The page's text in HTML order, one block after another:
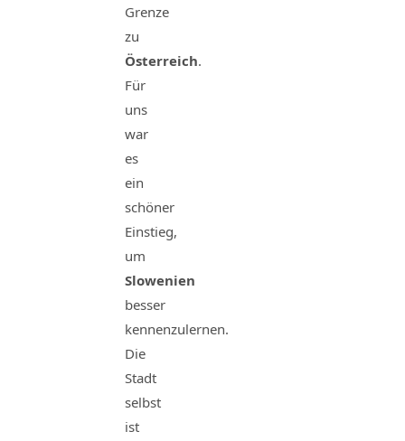
Grenze
zu
Österreich.
Für
uns
war
es
ein
schöner
Einstieg,
um
Slowenien
besser
kennenzulernen.
Die
Stadt
selbst
ist